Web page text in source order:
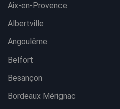
Aix-en-Provence
Albertville
Angoulême
Belfort
Besançon
Bordeaux Mérignac